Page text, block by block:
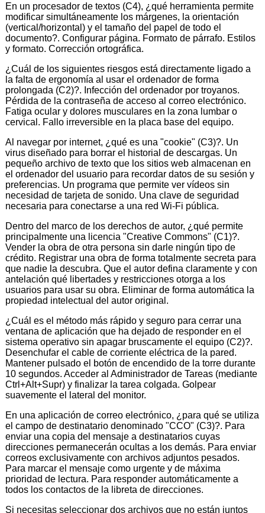
En un procesador de textos (C4), ¿qué herramienta permite
modificar simultáneamente los márgenes, la orientación
(vertical/horizontal) y el tamaño del papel de todo el
documento?. Configurar página. Formato de párrafo. Estilos
y formato. Corrección ortográfica.
¿Cuál de los siguientes riesgos está directamente ligado a
la falta de ergonomía al usar el ordenador de forma
prolongada (C2)?. Infección del ordenador por troyanos.
Pérdida de la contraseña de acceso al correo electrónico.
Fatiga ocular y dolores musculares en la zona lumbar o
cervical. Fallo irreversible en la placa base del equipo.
Al navegar por internet, ¿qué es una "cookie" (C3)?. Un
virus diseñado para borrar el historial de descargas. Un
pequeño archivo de texto que los sitios web almacenan en
el ordenador del usuario para recordar datos de su sesión y
preferencias. Un programa que permite ver vídeos sin
necesidad de tarjeta de sonido. Una clave de seguridad
necesaria para conectarse a una red Wi-Fi pública.
Dentro del marco de los derechos de autor, ¿qué permite
principalmente una licencia "Creative Commons" (C1)?.
Vender la obra de otra persona sin darle ningún tipo de
crédito. Registrar una obra de forma totalmente secreta para
que nadie la descubra. Que el autor defina claramente y con
antelación qué libertades y restricciones otorga a los
usuarios para usar su obra. Eliminar de forma automática la
propiedad intelectual del autor original.
¿Cuál es el método más rápido y seguro para cerrar una
ventana de aplicación que ha dejado de responder en el
sistema operativo sin apagar bruscamente el equipo (C2)?.
Desenchufar el cable de corriente eléctrica de la pared.
Mantener pulsado el botón de encendido de la torre durante
10 segundos. Acceder al Administrador de Tareas (mediante
Ctrl+Alt+Supr) y finalizar la tarea colgada. Golpear
suavemente el lateral del monitor.
En una aplicación de correo electrónico, ¿para qué se utiliza
el campo de destinatario denominado "CCO" (C3)?. Para
enviar una copia del mensaje a destinatarios cuyas
direcciones permanecerán ocultas a los demás. Para enviar
correos exclusivamente con archivos adjuntos pesados.
Para marcar el mensaje como urgente y de máxima
prioridad de lectura. Para responder automáticamente a
todos los contactos de la libreta de direcciones.
Si necesitas seleccionar dos archivos que no están juntos